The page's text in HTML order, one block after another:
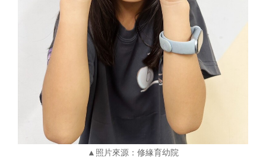
▲照片來源：修緣育幼院